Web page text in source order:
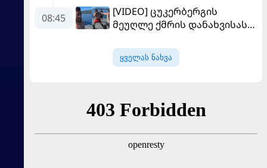
უთანხმდება
08:45
[VIDEO] ცუკერბერგის
მეუღლე ქმრის დანახვისას
დვალიშვილი Facebook-ის
დამფუძნებელს
ყველას ნახვა